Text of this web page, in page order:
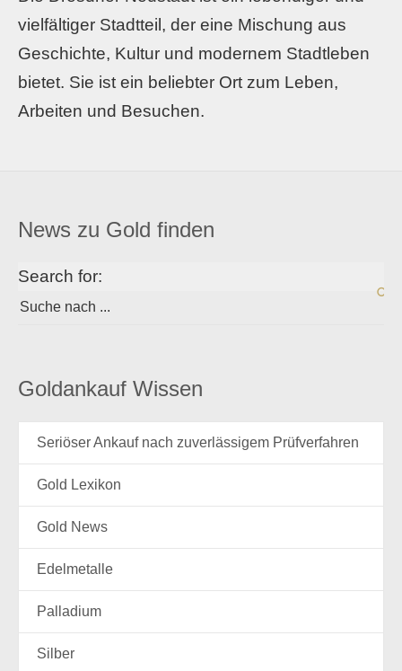
vielfältiger Stadtteil, der eine Mischung aus
Geschichte, Kultur und modernem Stadtleben
bietet. Sie ist ein beliebter Ort zum Leben,
Arbeiten und Besuchen.
News zu Gold finden
Search for:
Goldankauf Wissen
Seriöser Ankauf nach zuverlässigem Prüfverfahren
Gold Lexikon
Gold News
Edelmetalle
Palladium
Silber